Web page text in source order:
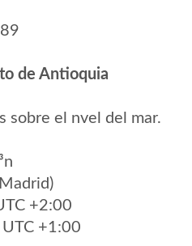
de Antioquia
el nvel del mar.
+2:00
+1:00